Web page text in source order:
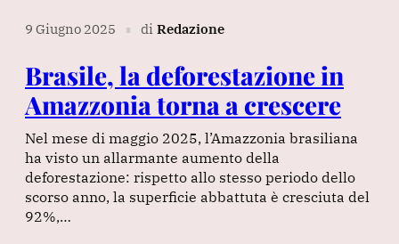
9 Giugno 2025 ∎ di Redazione
Brasile, la deforestazione in
Amazzonia torna a crescere
Nel mese di maggio 2025, l’Amazzonia brasiliana
ha visto un allarmante aumento della
deforestazione: rispetto allo stesso periodo dello
scorso anno, la superficie abbattuta è cresciuta del
92%,…